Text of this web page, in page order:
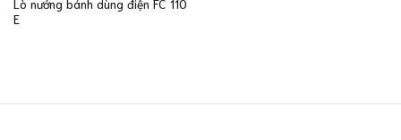
Lò nướng bánh dùng điện FC 110
E